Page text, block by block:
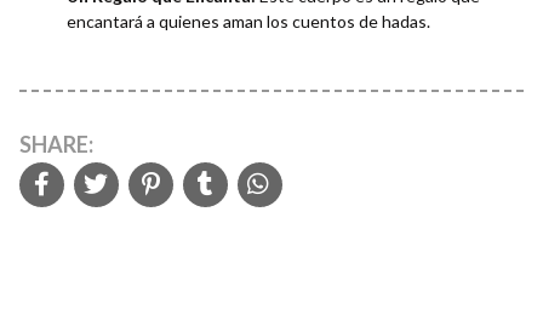
encantará a quienes aman los cuentos de hadas.
SHARE: